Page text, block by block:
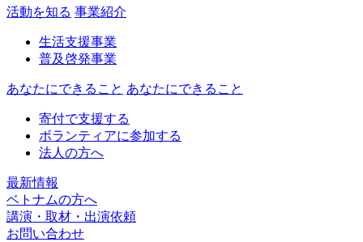
活動を知る 事業紹介
生活支援事業
普及啓発事業
あなたにできること あなたにできること
寄付で支援する
ボランティアに参加する
法人の方へ
最新情報
ベトナムの方へ
講演・取材・出演依頼
お問い合わせ